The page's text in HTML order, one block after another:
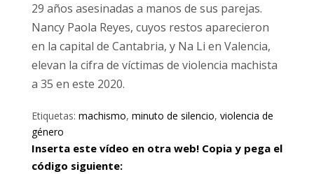
29 años asesinadas a manos de sus parejas.
Nancy Paola Reyes, cuyos restos aparecieron
en la capital de Cantabria, y Na Li en Valencia,
elevan la cifra de víctimas de violencia machista
a 35 en este 2020.
Etiquetas: machismo, minuto de silencio, violencia de
género
Inserta este vídeo en otra web! Copia y pega el
código siguiente: